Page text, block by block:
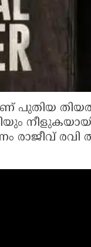
പുതിയ
രാജീവ്